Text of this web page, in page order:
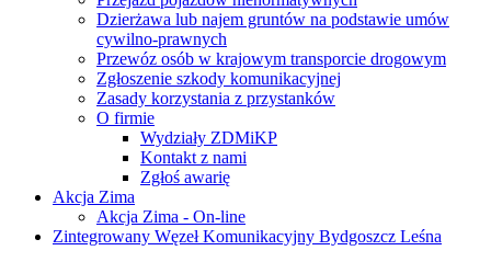
Dzierżawa lub najem gruntów na podstawie umów
cywilno-prawnych
Przewóz osób w krajowym transporcie drogowym
Zgłoszenie szkody komunikacyjnej
Zasady korzystania z przystanków
O firmie
Wydziały ZDMiKP
Kontakt z nami
Zgłoś awarię
Akcja Zima
Akcja Zima - On-line
Zintegrowany Węzeł Komunikacyjny Bydgoszcz Leśna